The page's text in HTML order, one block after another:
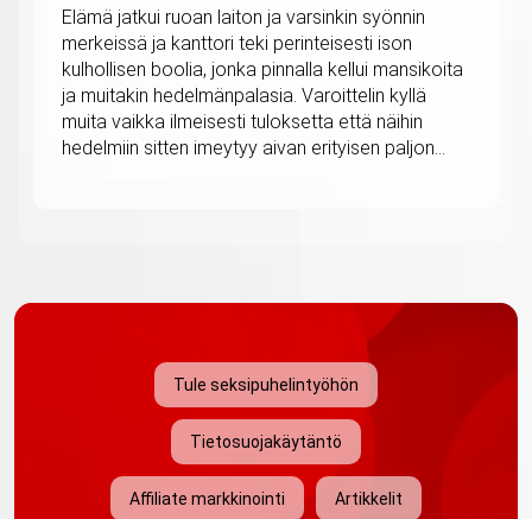
Elämä jatkui ruoan laiton ja varsinkin syönnin
merkeissä ja kanttori teki perinteisesti ison
kulhollisen boolia, jonka pinnalla kellui mansikoita
ja muitakin hedelmänpalasia. Varoittelin kyllä
muita vaikka ilmeisesti tuloksetta että näihin
hedelmiin sitten imeytyy aivan erityisen paljon...
Tule seksipuhelintyöhön
Tietosuojakäytäntö
Affiliate markkinointi Artikkelit